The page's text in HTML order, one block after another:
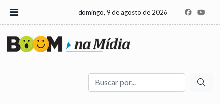
domingo, 9 de agosto de 2026
Buscar